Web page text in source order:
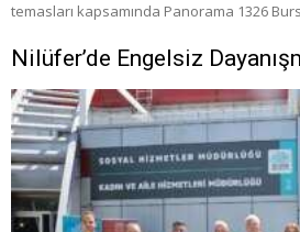
temasları kapsamında Panorama 1326
Nilüfer’de Engelsiz